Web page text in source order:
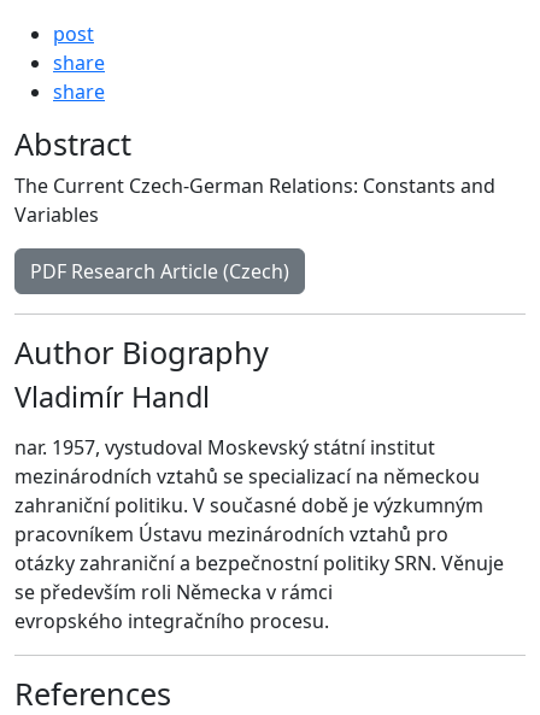
post
share
share
Abstract
The Current Czech-German Relations: Constants and
Variables
PDF Research Article (Czech)
Author Biography
Vladimír Handl
nar. 1957, vystudoval Moskevský státní institut
mezinárodních vztahů se specializací na německou
zahraniční politiku. V současné době je výzkumným
pracovníkem Ústavu mezinárodních vztahů pro
otázky zahraniční a bezpečnostní politiky SRN. Věnuje
se především roli Německa v rámci
evropského integračního procesu.
References